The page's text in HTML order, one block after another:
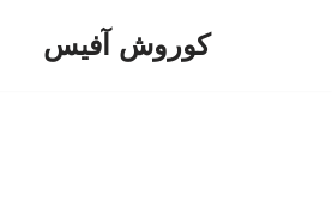
کوروش آفیس